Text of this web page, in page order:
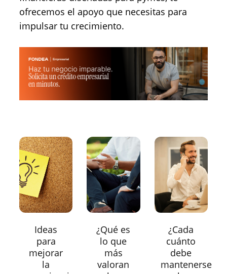
ofrecemos el apoyo que necesitas para
impulsar tu crecimiento.
Ideas
para
mejorar
la
¿Qué es
lo que
más
valoran
¿Cada
cuánto
debe
mantenerse